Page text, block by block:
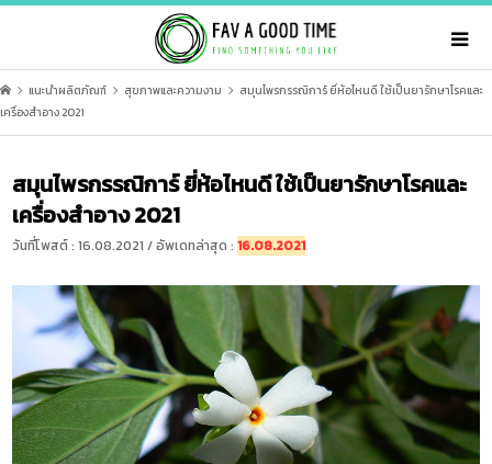
แนะนำผลิตภัณฑ์ สุขภาพและความงาม
สมุนไพรกรรณิการ์ ยี่ห้อไหนดี ใช้เป็นยารักษาโรคและ
เครื่องสำอาง 2021
สมุนไพรกรรณิการ์ ยี่ห้อไหนดี ใช้เป็นยารักษาโรคและ
เครื่องสำอาง 2021
วันที่โพสต์ : 16.08.2021 / อัพเดทล่าสุด :16.08.2021